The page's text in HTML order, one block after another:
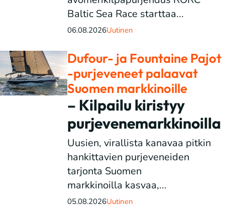
Baltic Sea Race starttaa...
06.08.2026Uutinen
Dufour- ja Fountaine Pajot
-purjeveneet palaavat
Suomen markkinoille
– Kilpailu kiristyy
purjevenemarkkinoilla
Uusien, virallista kanavaa pitkin
hankittavien purjeveneiden
tarjonta Suomen
markkinoilla kasvaa,...
05.08.2026Uutinen